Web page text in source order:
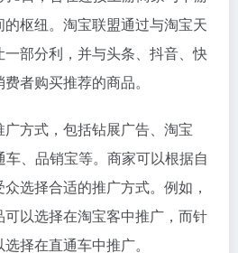
枢纽。淘宝联盟通过与淘宝天
部分利，并与头条、抖音、快
者购买推荐的商品。
方式，包括钻展广告、淘宝
车、品销宝等。商家可以根据自
选择合适的推广方式。例如，
以选择在淘宝客中推广，而针
择在直通车中推广。